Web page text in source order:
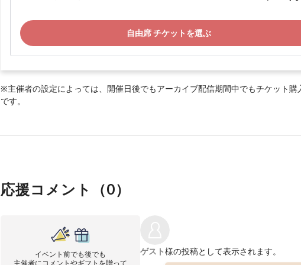
自由席 チケットを選ぶ
※主催者の設定によっては、開催日後でもアーカイブ配信期間中でもチケット購
です。
応援コメント（0）
イベント前でも後でも
主催者にコメントやギフトを贈って
ゲスト様の投稿として表示されます。